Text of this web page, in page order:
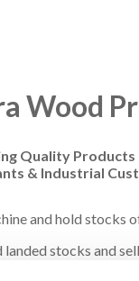
Wood
Quality
& Industrial
and hold stocks
landed stocks and